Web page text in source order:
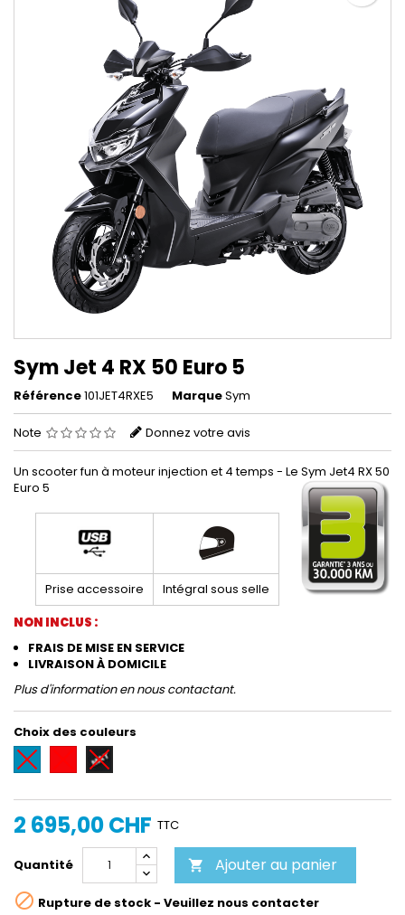
Sym Jet 4 RX 50 Euro 5
Référence101JET4RXE5 MarqueSym
Note Donnez votre avis
Un scooter fun à moteur injection et 4 temps - Le Sym Jet4 RX 50
Euro 5
Prise accessoire
Intégral sous selle
NON INCLUS :
FRAIS DE MISE EN SERVICE
LIVRAISONÀ DOMICILE
Plus d'information en nous contactant.
Choix des couleurs
Bleu
Noir
mat
2 695,00 CHF TTC
Quantité  Ajouter au panier
 Rupture de stock - Veuillez nous contacter